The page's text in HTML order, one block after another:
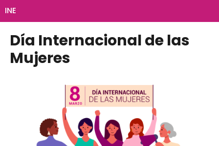
INE
Día Internacional de las
Mujeres